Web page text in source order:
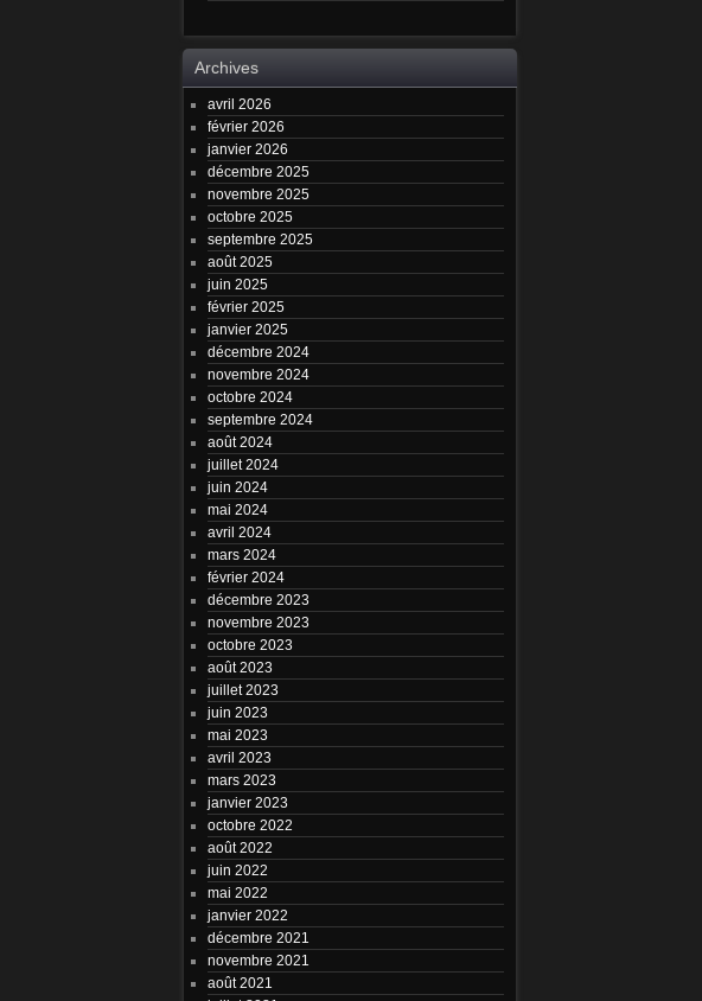
Archives
avril 2026
février 2026
janvier 2026
décembre 2025
novembre 2025
octobre 2025
septembre 2025
août 2025
juin 2025
février 2025
janvier 2025
décembre 2024
novembre 2024
octobre 2024
septembre 2024
août 2024
juillet 2024
juin 2024
mai 2024
avril 2024
mars 2024
février 2024
décembre 2023
novembre 2023
octobre 2023
août 2023
juillet 2023
juin 2023
mai 2023
avril 2023
mars 2023
janvier 2023
octobre 2022
août 2022
juin 2022
mai 2022
janvier 2022
décembre 2021
novembre 2021
août 2021